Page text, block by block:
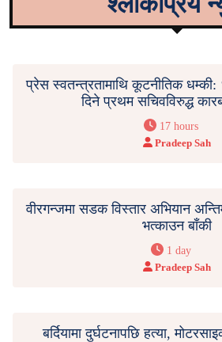
प्रेस स्वतन्त्रतामाथि कूटनीतिक धम्की:
दिने प्रथम सचिवविरुद्ध
17 hours
Pradeep Sah
वीरगन्जमा सडक विस्तार अभियान
भत्काउन बाँकी
1 day
Pradeep Sah
बर्दियामा दुर्घटनापछि हत्या,